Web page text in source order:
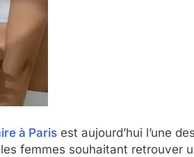
à Paris est aujourd’hui l’une
femmes souhaitant retrouver